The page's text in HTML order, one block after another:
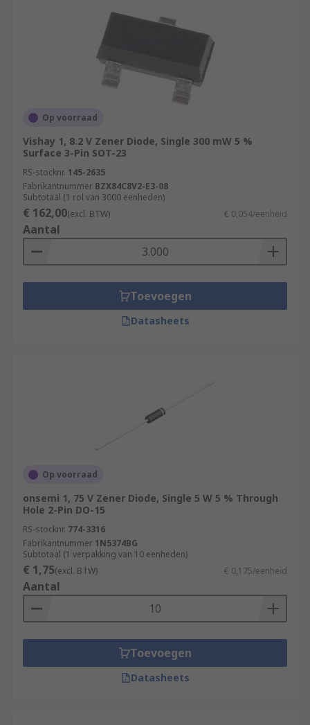
Op voorraad
Vishay 1, 8.2 V Zener Diode, Single 300 mW 5 %
Surface 3-Pin SOT-23
RS-stocknr. 145-2635
Fabrikantnummer BZX84C8V2-E3-08
Subtotaal (1 rol van 3000 eenheden)
€ 162,00(excl. BTW) € 0,054/eenheid
Aantal
Toevoegen
Datasheets
Op voorraad
onsemi 1, 75 V Zener Diode, Single 5 W 5 % Through
Hole 2-Pin DO-15
RS-stocknr. 774-3316
Fabrikantnummer 1N5374BG
Subtotaal (1 verpakking van 10 eenheden)
€ 1,75(excl. BTW) € 0,175/eenheid
Aantal
Toevoegen
Datasheets